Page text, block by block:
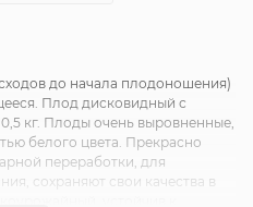
до начала плодоношения)
Плод дисковидный с
кг. Плоды очень выровненные,
белого цвета. Прекрасно
переработки, для
сохраняют свои качества в